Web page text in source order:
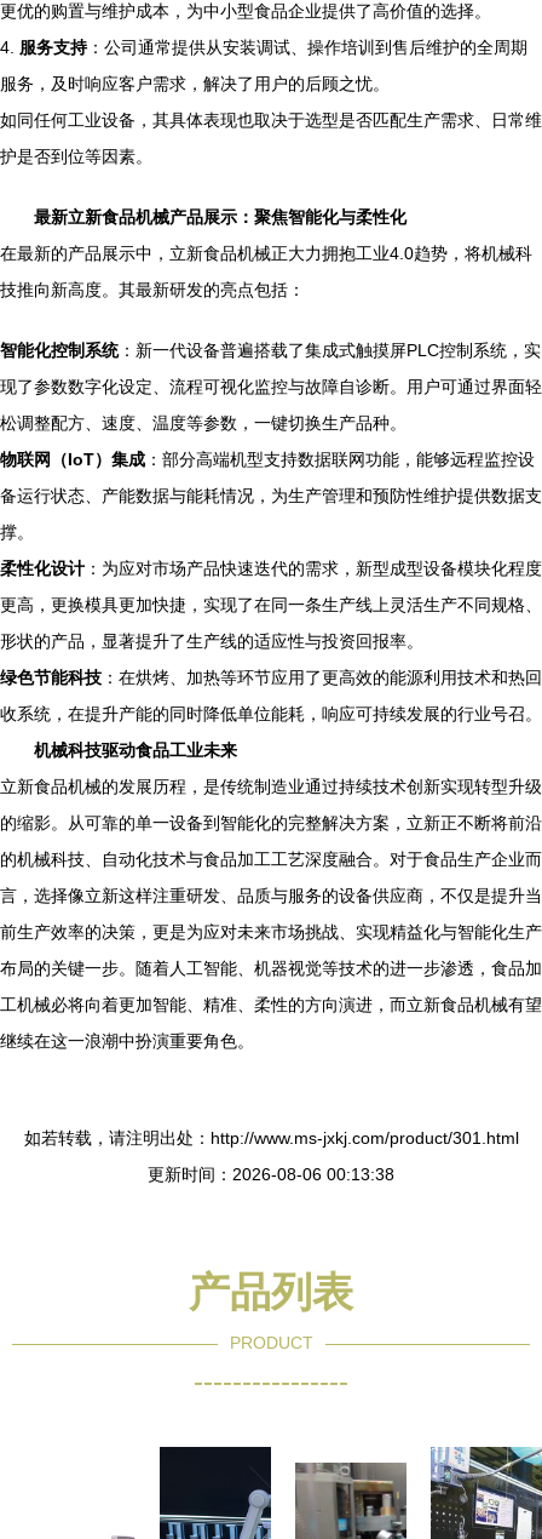
更优的购置与维护成本，为中小型食品企业提供了高价值的选择。
4. 服务支持：公司通常提供从安装调试、操作培训到售后维护的全周期
服务，及时响应客户需求，解决了用户的后顾之忧。
如同任何工业设备，其具体表现也取决于选型是否匹配生产需求、日常维
护是否到位等因素。
最新立新食品机械产品展示：聚焦智能化与柔性化
在最新的产品展示中，立新食品机械正大力拥抱工业4.0趋势，将机械科
技推向新高度。其最新研发的亮点包括：
智能化控制系统：新一代设备普遍搭载了集成式触摸屏PLC控制系统，实
现了参数数字化设定、流程可视化监控与故障自诊断。用户可通过界面轻
松调整配方、速度、温度等参数，一键切换生产品种。
物联网（IoT）集成 ：部分高端机型支持数据联网功能，能够远程监控设
备运行状态、产能数据与能耗情况，为生产管理和预防性维护提供数据支
撑。
柔性化设计 ：为应对市场产品快速迭代的需求，新型成型设备模块化程度
更高，更换模具更加快捷，实现了在同一条生产线上灵活生产不同规格、
形状的产品，显著提升了生产线的适应性与投资回报率。
绿色节能科技 ：在烘烤、加热等环节应用了更高效的能源利用技术和热回
收系统，在提升产能的同时降低单位能耗，响应可持续发展的行业号召。
机械科技驱动食品工业未来
立新食品机械的发展历程，是传统制造业通过持续技术创新实现转型升级
的缩影。从可靠的单一设备到智能化的完整解决方案，立新正不断将前沿
的机械科技、自动化技术与食品加工工艺深度融合。对于食品生产企业而
言，选择像立新这样注重研发、品质与服务的设备供应商，不仅是提升当
前生产效率的决策，更是为应对未来市场挑战、实现精益化与智能化生产
布局的关键一步。随着人工智能、机器视觉等技术的进一步渗透，食品加
工机械必将向着更加智能、精准、柔性的方向演进，而立新食品机械有望
继续在这一浪潮中扮演重要角色。
如若转载，请注明出处：http://www.ms-jxkj.com/product/301.html
更新时间：2026-08-06 00:13:38
产品列表
PRODUCT
----------------